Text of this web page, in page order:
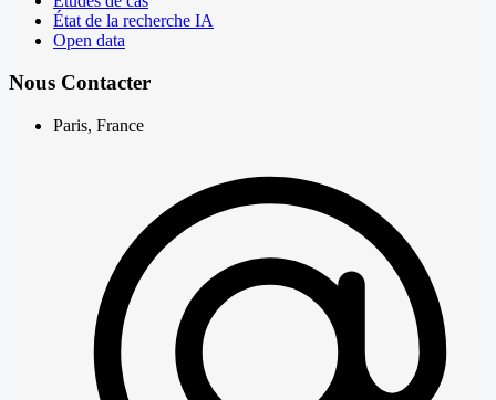
État de la recherche IA
Open data
Nous Contacter
Paris, France